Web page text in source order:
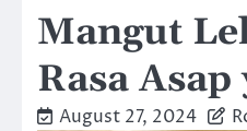
Mangut
Rasa
August 27, 2024